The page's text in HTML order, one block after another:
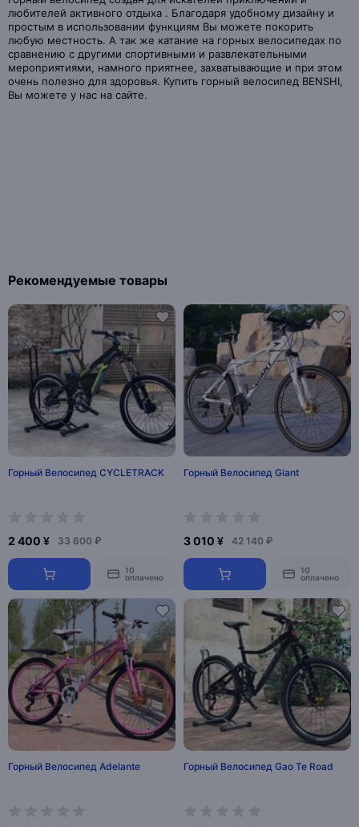
любителей активного отдыха . Благодаря удобному дизайну и
простым в использовании функциям Вы можете покорить
любую местность. А так же катание на горных велосипедах по
сравнению с другими спортивными и развлекательными
мероприятиями, намного приятнее, захватывающие и при этом
очень полезно для здоровья. Купить горный велосипед BENSHI,
Вы можете у нас на сайте.
Рекомендуемые товары
Горный Велосипед CYCLETRACK
2 400 ¥ 33 600 ₽
10
оплачено
Горный Велосипед Giant
3 010 ¥ 42 140 ₽
10
оплачено
Горный Велосипед Adelante Горный Велосипед Gao Te Road